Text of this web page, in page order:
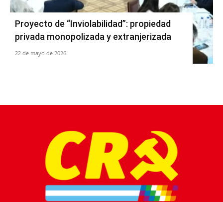
Proyecto de “Inviolabilidad”: propiedad
privada monopolizada y extranjerizada
22 de mayo de 2026